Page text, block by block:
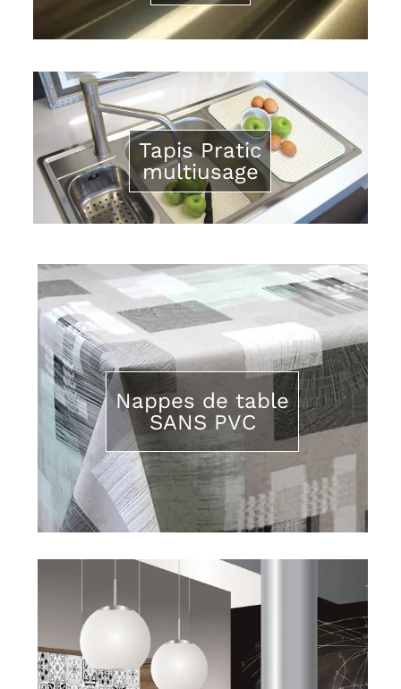
Tapis Pratic
multiusage
Nappes de table
SANS PVC